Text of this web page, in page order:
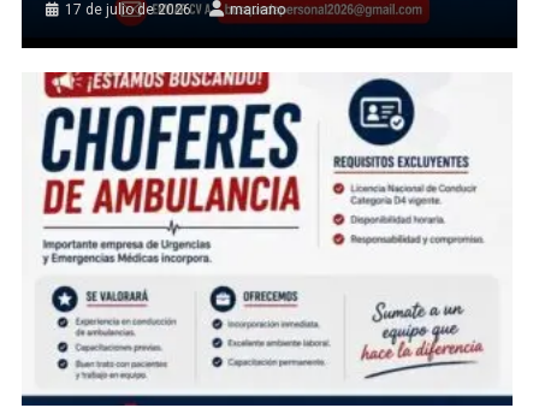
17 de julio de 2026 mariano